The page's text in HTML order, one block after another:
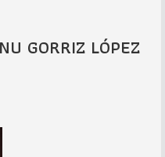
GORRIZ LÓPEZ